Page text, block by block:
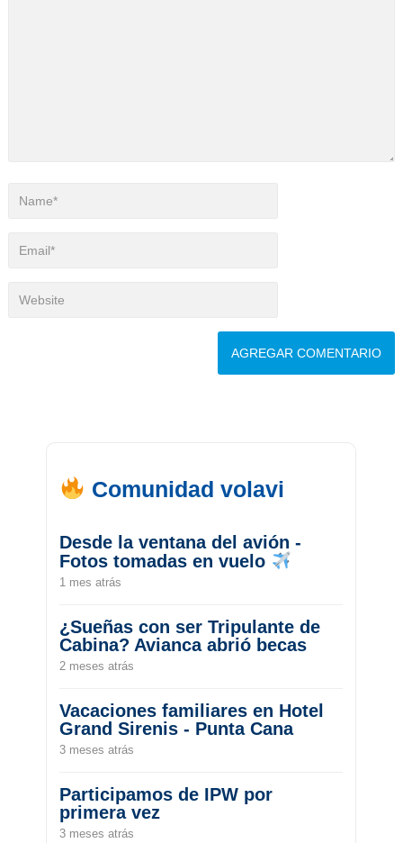
Comunidad volavi
Desde la ventana del avión -
Fotos tomadas en vuelo
1 mes atrás
¿Sueñas con ser Tripulante de
Cabina? Avianca abrió becas
2 meses atrás
Vacaciones familiares en Hotel
Grand Sirenis - Punta Cana
3 meses atrás
Participamos de IPW por
primera vez
3 meses atrás